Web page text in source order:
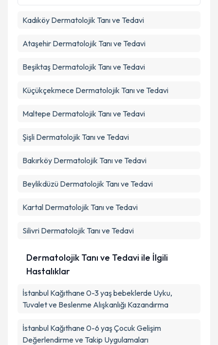
Takvim Talebini Gönder
Kadıköy Dermatolojik Tanı ve Tedavi
Ataşehir Dermatolojik Tanı ve Tedavi
Beşiktaş Dermatolojik Tanı ve Tedavi
Küçükçekmece Dermatolojik Tanı ve Tedavi
Maltepe Dermatolojik Tanı ve Tedavi
Şişli Dermatolojik Tanı ve Tedavi
Bakırköy Dermatolojik Tanı ve Tedavi
Beylikdüzü Dermatolojik Tanı ve Tedavi
Kartal Dermatolojik Tanı ve Tedavi
Silivri Dermatolojik Tanı ve Tedavi
Dermatolojik Tanı ve Tedavi ile İlgili
Hastalıklar
İstanbul Kağıthane 0-3 yaş bebeklerde Uyku,
Tuvalet ve Beslenme Alışkanlığı Kazandırma
İstanbul Kağıthane 0-6 yaş Çocuk Gelişim
Değerlendirme ve Takip Uygulamaları